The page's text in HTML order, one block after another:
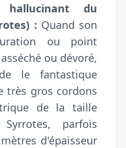
hallucinant du
: Quand son
ou point
ou dévoré,
le fantastique
très gros cordons
de la taille
parfois
d'épaisseur